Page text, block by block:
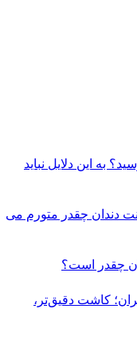
دلایل نباید
چقدر متورم می
است؟
دقیق‌تر،